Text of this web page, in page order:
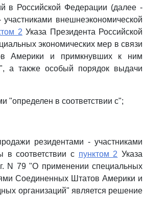
в Российской Федерации (далее -
внешнеэкономической
2 Указа Президента Российской
экономических мер в связи
Америки и примкнувших к ним
а также особый порядок выдачи
"определен в соответствии с";
резидентами - участниками
в соответствии с пунктом 2 Указа
N 79 "О применении специальных
Соединенных Штатов Америки и
организаций" является решение